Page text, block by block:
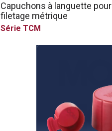
Capuchons à languette pour
filetage métrique
TCM